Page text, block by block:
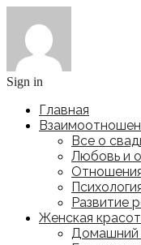
Sign in
Главная
Все о
Любовь и
Развитие
Женская
Домашний